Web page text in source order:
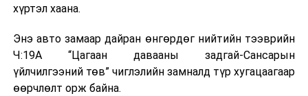
байна. Тухайлбал, Германд лаг шатаах үйлдвэрээс
гарсан үнснээс фосфор сэргээн авах технологи
ашигладаг бол Нидерландад төвлөрсөн лаг
боловсруулах үйлдвэрүүдээр дулаан, цахилгаан
хүртэл хаана.
Энэ авто замаар дайран өнгөрдөг нийтийн тээврийн
Ч:19А “Цагаан давааны задгай-Сансарын
үйлчилгээний төв” чиглэлийн замналд түр хугацаагаар
өөрчлөлт орж байна.